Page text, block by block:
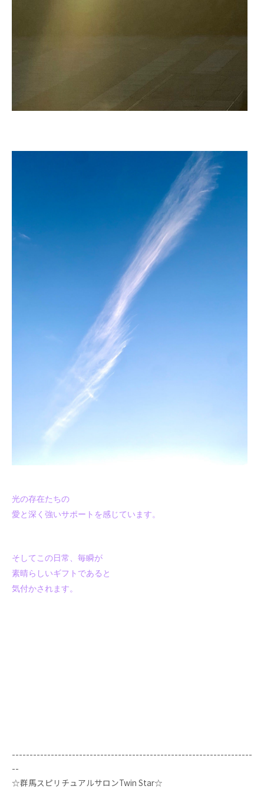
光の存在たちの
愛と深く強いサポートを感じています。
そしてこの日常、毎瞬が
素晴らしいギフトであると
気付かされます。
--------------------------------------------------------------------
--
☆群馬スピリチュアルサロンTwin Star☆